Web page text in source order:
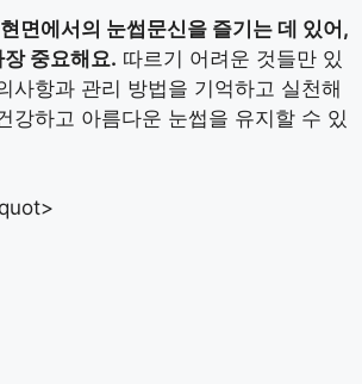
면에서의 눈썹문신을 즐기는 데 있어,
중요해요. 따르기 어려운 것들만 있
사항과 관리 방법을 기억하고 실천해
강하고 아름다운 눈썹을 유지할 수 있